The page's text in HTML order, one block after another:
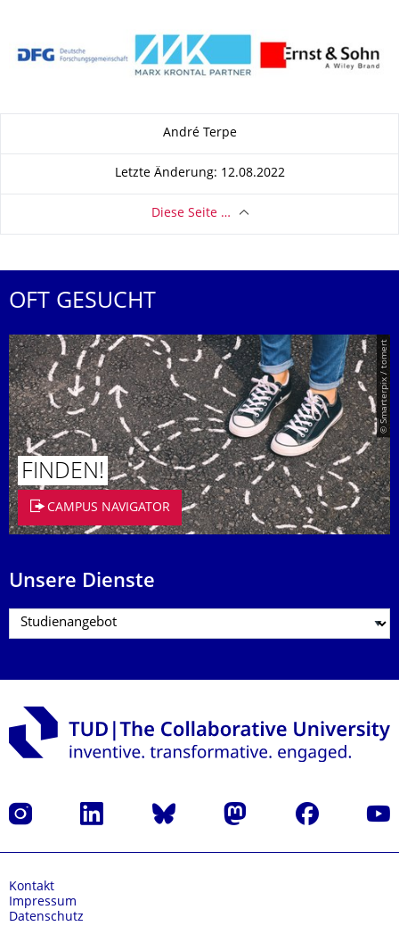
André Terpe
Letzte Änderung: 12.08.2022
Diese Seite …
OFT GESUCHT
© Smarterpix / tomert
FINDEN!
CAMPUS NAVIGATOR
Unsere Dienste
Instagram LinkedIn Bluesky Mastodon Facebook
Kontakt
Impressum
Datenschutz